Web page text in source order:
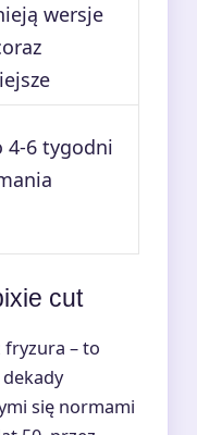
wersje
4-6 tygodni
cut
fryzura – to
się normami